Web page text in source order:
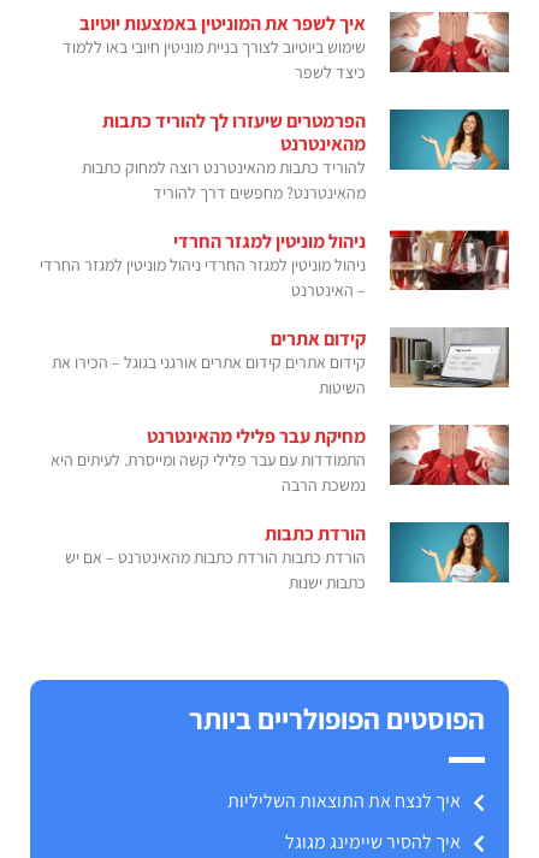
איך לשפר את המוניטין באמצעות יוטיוב
שימוש ביוטיוב לצורך בניית מוניטין חיובי באו ללמוד
כיצד לשפר
הפרמטרים שיעזרו לך להוריד כתבות
מהאינטרנט
להוריד כתבות מהאינטרנט רוצה למחוק כתבות
מהאינטרנט? מחפשים דרך להוריד
ניהול מוניטין למגזר החרדי
ניהול מוניטין למגזר החרדי ניהול מוניטין למגזר החרדי
– האינטרנט
קידום אתרים
קידום אתרים קידום אתרים אורגני בגוגל – הכירו את
השיטות
מחיקת עבר פלילי מהאינטרנט
התמודדות עם עבר פלילי קשה ומייסרת. לעיתים היא
נמשכת הרבה
הורדת כתבות
הורדת כתבות הורדת כתבות מהאינטרנט – אם יש
כתבות ישנות
הפוסטים הפופולריים ביותר
איך לנצח את התוצאות השליליות
איך להסיר שיימינג מגוגל